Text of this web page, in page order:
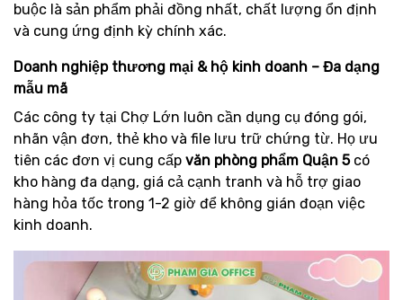
buộc là sản phẩm phải đồng nhất, chất lượng ổn định
và cung ứng định kỳ chính xác.
Doanh nghiệp thương mại & hộ kinh doanh – Đa dạng
mẫu mã
Các công ty tại Chợ Lớn luôn cần dụng cụ đóng gói,
nhãn vận đơn, thẻ kho và file lưu trữ chứng từ. Họ ưu
tiên các đơn vị cung cấp văn phòng phẩm Quận 5có
kho hàng đa dạng, giá cả cạnh tranh và hỗ trợ giao
hàng hỏa tốc trong 1-2 giờ để không gián đoạn việc
kinh doanh.